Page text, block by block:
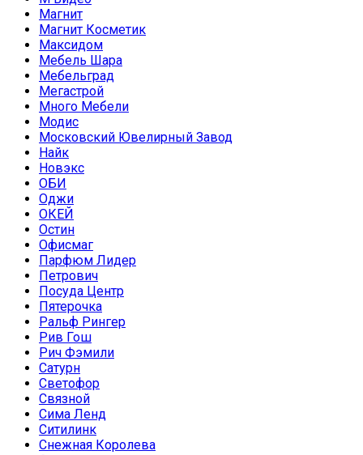
Магнит
Магнит Косметик
Максидом
Мебель Шара
Мебельград
Мегастрой
Много Мебели
Модис
Московский Ювелирный Завод
Найк
Новэкс
ОБИ
Оджи
ОКЕЙ
Остин
Офисмаг
Парфюм Лидер
Петрович
Посуда Центр
Пятерочка
Ральф Рингер
Рив Гош
Рич Фэмили
Сатурн
Светофор
Связной
Сима Ленд
Ситилинк
Снежная Королева